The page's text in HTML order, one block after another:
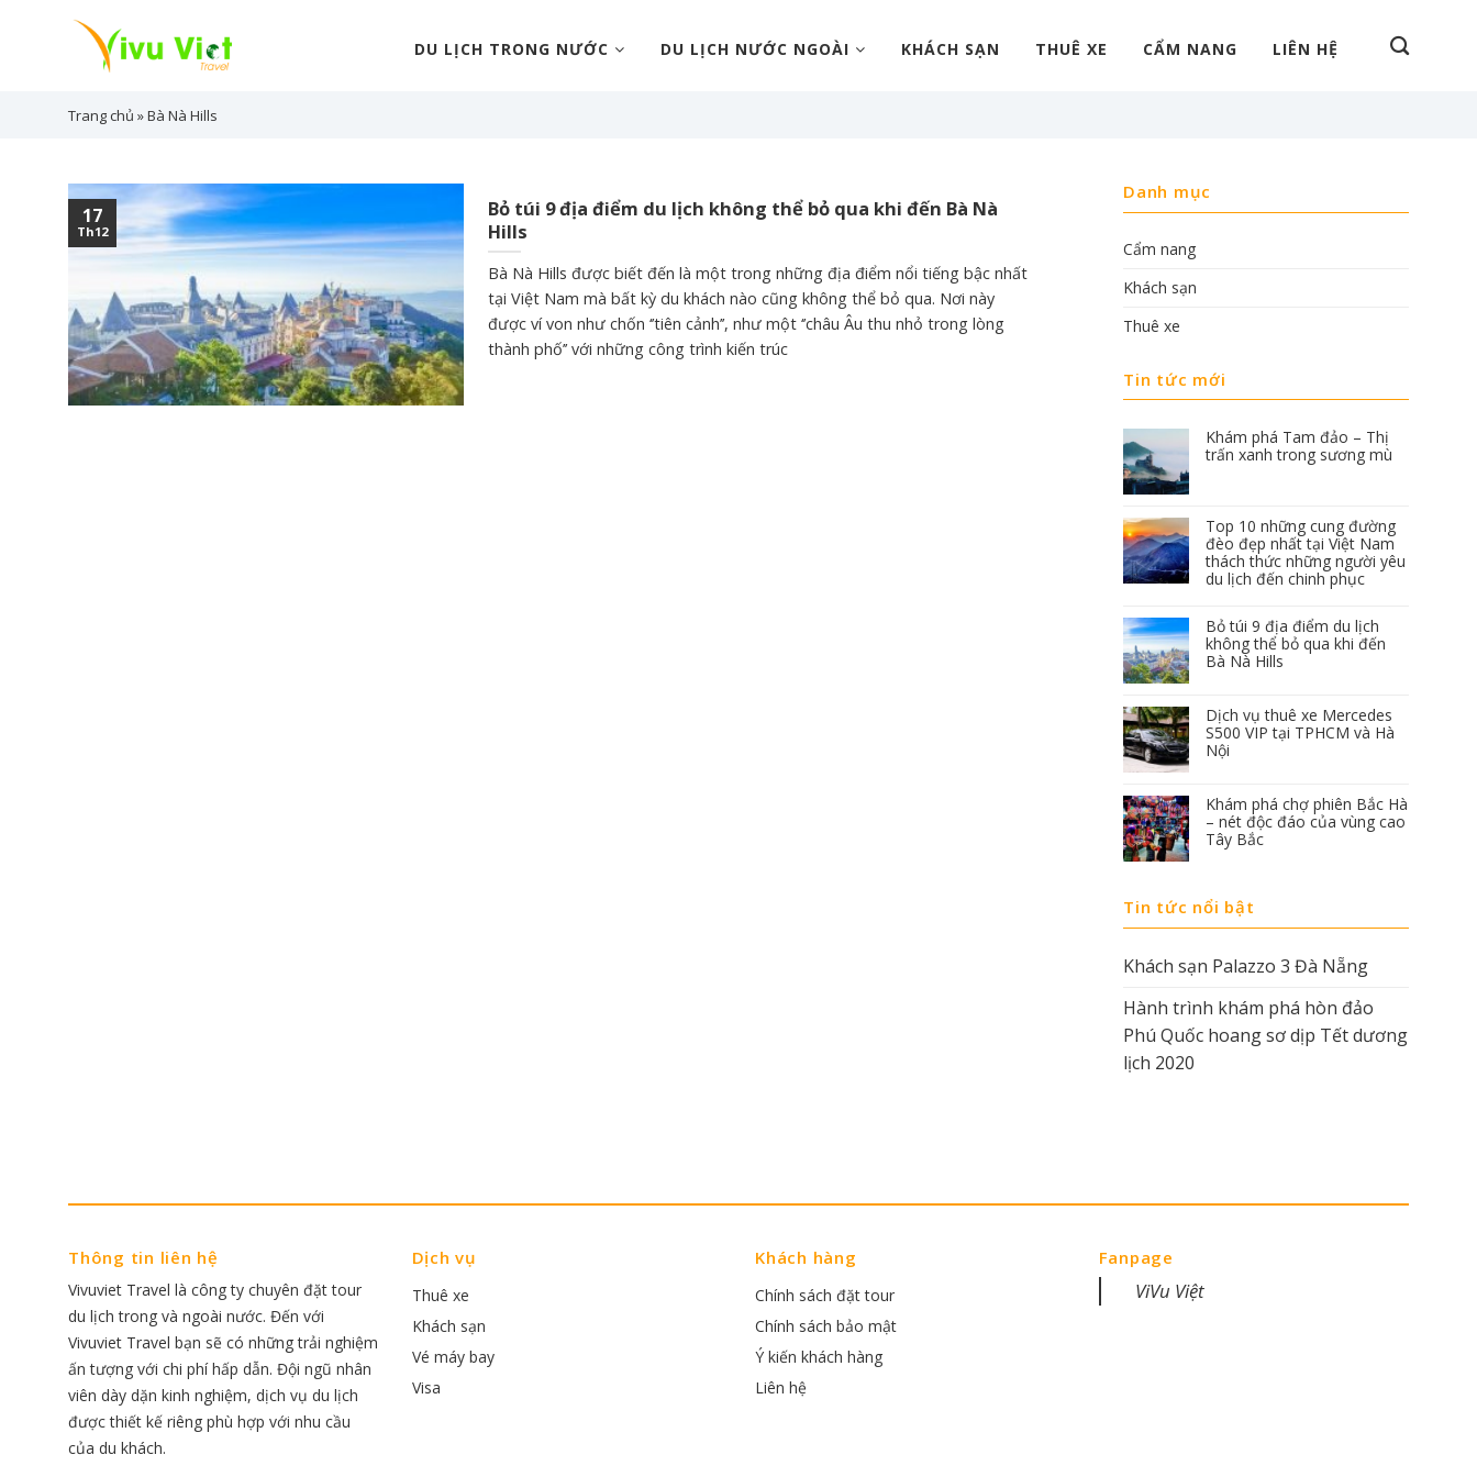
DU LỊCH TRONG NƯỚC DU LỊCH NƯỚC NGOÀI KHÁCH SẠN THUÊ XE CẨM NANG LIÊN HỆ
Trang chủ »Bà Nà Hills
Bỏ túi 9 địa điểm du lịch không thể bỏ qua khi đến Bà Nà
Hills
Bà Nà Hills được biết đến là một trong những địa điểm nổi tiếng bậc nhất
tại Việt Nam mà bất kỳ du khách nào cũng không thể bỏ qua. Nơi này
được ví von như chốn ‘’tiên cảnh’’, như một ‘’châu Âu thu nhỏ trong lòng
thành phố’’ với những công trình kiến trúc
17
Th12
Danh mục
Cẩm nang
Khách sạn
Thuê xe
Tin tức mới
Khám phá Tam đảo – Thị
trấn xanh trong sương mù
Top 10 những cung đường
đèo đẹp nhất tại Việt Nam
thách thức những người yêu
du lịch đến chinh phục
Bỏ túi 9 địa điểm du lịch
không thể bỏ qua khi đến
Bà Nà Hills
Dịch vụ thuê xe Mercedes
S500 VIP tại TPHCM và Hà
Nội
Khám phá chợ phiên Bắc Hà
– nét độc đáo của vùng cao
Tây Bắc
Tin tức nổi bật
Khách sạn Palazzo 3 Đà Nẵng
Hành trình khám phá hòn đảo
Phú Quốc hoang sơ dịp Tết dương
lịch 2020
Thông tin liên hệ
Vivuviet Travel là công ty chuyên đặt tour
du lịch trong và ngoài nước. Đến với
Vivuviet Travel bạn sẽ có những trải nghiệm
ấn tượng với chi phí hấp dẫn. Đội ngũ nhân
viên dày dặn kinh nghiệm, dịch vụ du lịch
được thiết kế riêng phù hợp với nhu cầu
của du khách.
Dịch vụ
Thuê xe
Khách sạn
Vé máy bay
Visa
Khách hàng
Chính sách đặt tour
Chính sách bảo mật
Ý kiến khách hàng
Liên hệ
Fanpage
ViVu Việt